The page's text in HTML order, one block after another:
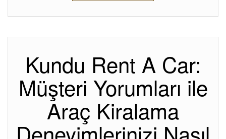
Kundu Rent A Car:
Müşteri Yorumları ile
Araç Kiralama